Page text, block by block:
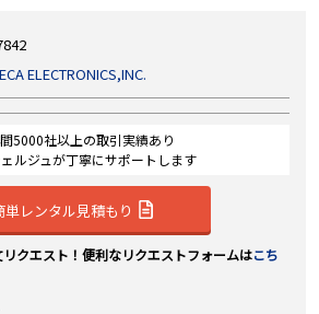
ELECTRONICS,INC.
5000社以上の取引実績あり
ルジュが丁寧にサポートします
単レンタル見積もり
クエスト！便利なリクエストフォームはこち